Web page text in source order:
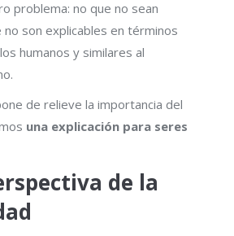
problema: no que no sean
no son explicables en términos
humanos y similares al
de relieve la importancia del
una explicación para seres
de la